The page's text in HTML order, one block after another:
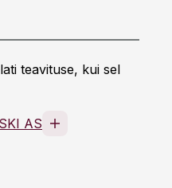
teavituse, kui sel
AS